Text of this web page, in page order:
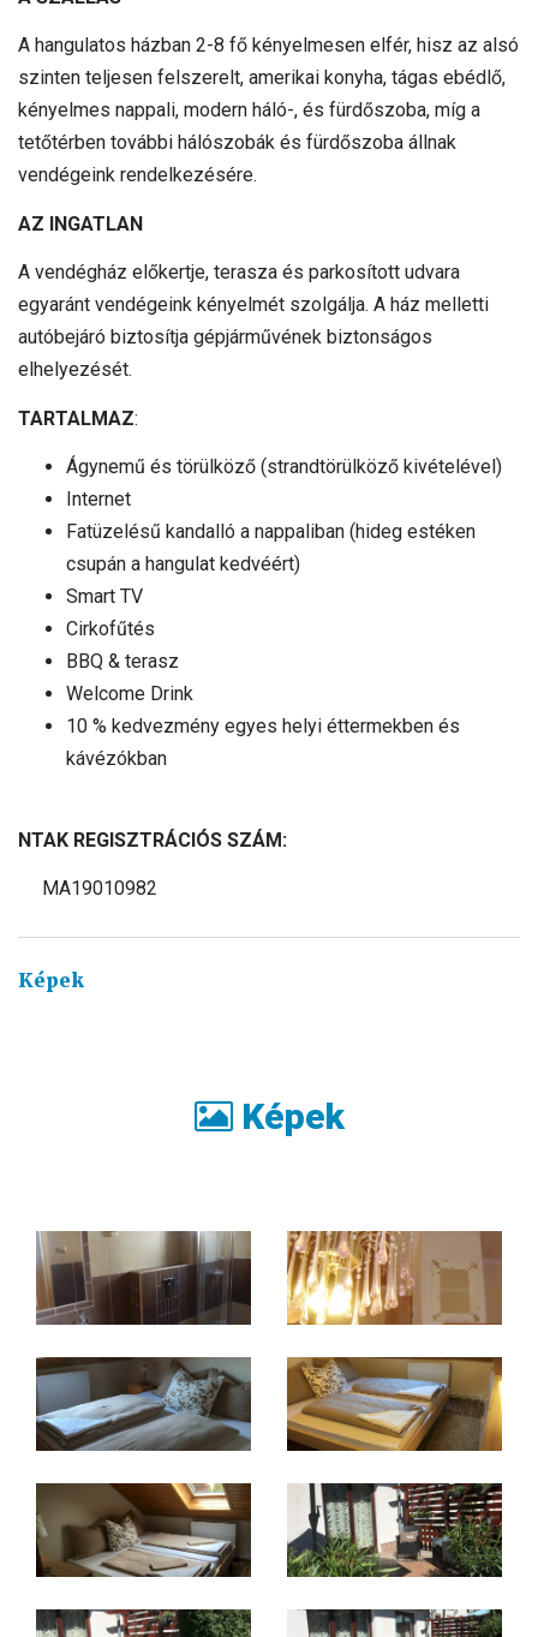
A hangulatos házban 2-8 fő kényelmesen elfér, hisz az alsó
szinten teljesen felszerelt, amerikai konyha, tágas ebédlő,
kényelmes nappali, modern háló-, és fürdőszoba, míg a
tetőtérben további hálószobák és fürdőszoba állnak
vendégeink rendelkezésére.
AZ INGATLAN
A vendégház előkertje, terasza és parkosított udvara
egyaránt vendégeink kényelmét szolgálja. A ház melletti
autóbejáró biztosítja gépjárművének biztonságos
elhelyezését.
TARTALMAZ:
Ágynemű és törülköző (strandtörülköző kivételével)
Internet
Fatüzelésű kandalló a nappaliban (hideg estéken
csupán a hangulat kedvéért)
Smart TV
Cirkofűtés
BBQ & terasz
Welcome Drink
10 % kedvezmény egyes helyi éttermekben és
kávézókban
NTAK REGISZTRÁCIÓS SZÁM:
MA19010982
Képek
Képek